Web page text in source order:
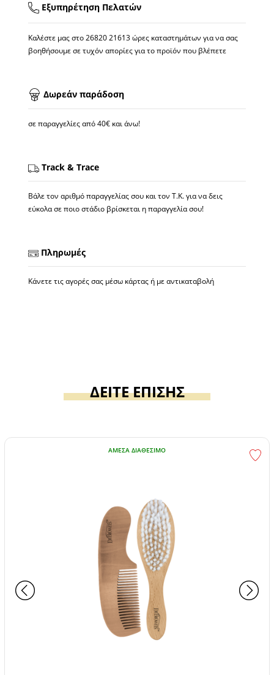
Εξυπηρέτηση Πελατών
Καλέστε μας στο26820 21613ώρες καταστημάτων για να σας
βοηθήσουμε σε τυχόν απορίες για το προϊόν που βλέπετε
Δωρεάν παράδοση
σε παραγγελίες από 40€ και άνω!
Track & Trace
Βάλε τον αριθμό παραγγελίας σου και τον Τ.Κ. για να δεις
εύκολα σε ποιο στάδιο βρίσκεται η παραγγελία σου!
Πληρωμές
Κάνετε τις αγορές σας μέσω κάρτας ή με αντικαταβολή
ΔΕΙΤΕ ΕΠΙΣΗΣ
ΆΜΕΣΑ ΔΙΑΘΈΣΙΜΟ